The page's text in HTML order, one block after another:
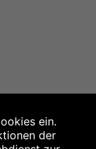
ein.
der